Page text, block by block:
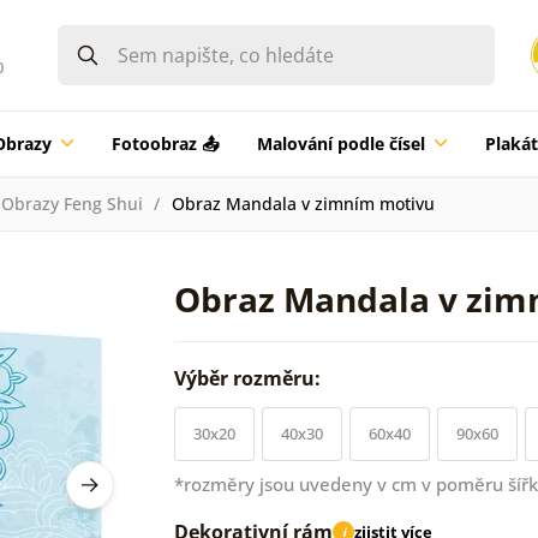
Fotoobraz 📤 Malování podle čísel
Obrazy Feng Shui Obraz Mandala v zimním motivu
Obraz Mandala v
Výběr rozměru:
30x20 40x30 60x40 90x60
*rozměry jsou uvedeny v cm v poměru
Dekorativní rám i zjistit více